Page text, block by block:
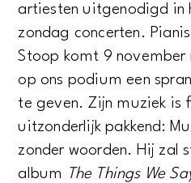
artiesten uitgenodigd in
zondag concerten.
Stoop komt 9 november
op ons podium een
te geven. Zijn muziek is
uitzonderlijk pakkend:
zonder woorden. Hij zal
album The Things We